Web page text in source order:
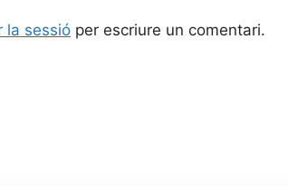
la sessió per escriure un comentari.